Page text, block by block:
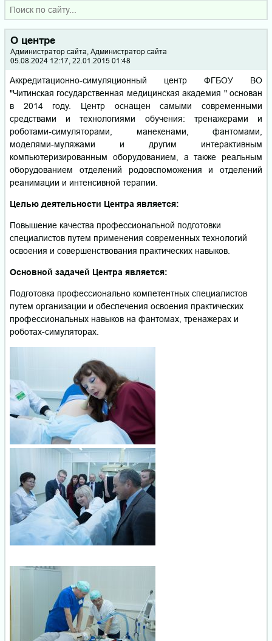
О центре
Администратор сайта, Администратор сайта
05.08.2024 12:17, 22.01.2015 01:48
Аккредитационно-симуляционный центр ФГБОУ ВО
"Читинская государственная медицинская академия " основан
в 2014 году. Центр оснащен самыми современными
средствами и технологиями обучения: тренажерами и
роботами-симуляторами, манекенами, фантомами,
моделями-муляжами и другим интерактивным
компьютеризированным оборудованием, а также реальным
оборудованием отделений родовспоможения и отделений
реанимации и интенсивной терапии.
Целью деятельности Центра является:
Повышение качества профессиональной подготовки
специалистов путем применения современных технологий
освоения и совершенствования практических навыков.
Основной задачей Центра является:
Подготовка профессионально компетентных специалистов
путем организации и обеспечения освоения практических
профессиональных навыков на фантомах, тренажерах и
роботах-симуляторах.